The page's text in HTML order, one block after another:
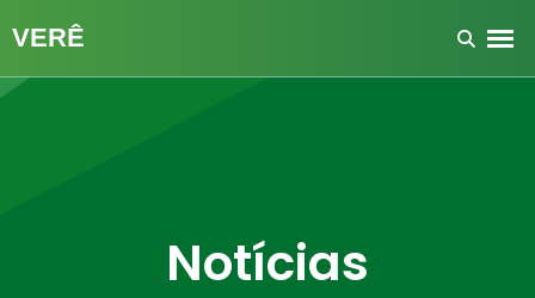
Notícias